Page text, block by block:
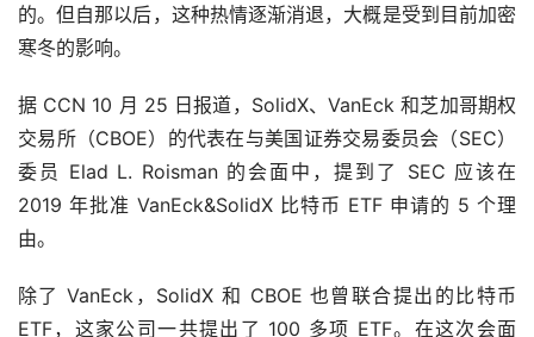
的。但自那以后，这种热情逐渐消退，大概是受到目前加密
寒冬的影响。
据 CCN 10 月 25 日报道，SolidX、VanEck 和芝加哥期权
交易所（CBOE）的代表在与美国证券交易委员会（SEC）
委员 Elad L. Roisman 的会面中，提到了 SEC 应该在
2019 年批准 VanEck&SolidX 比特币 ETF 申请的 5 个理
由。
除了 VanEck，SolidX 和 CBOE 也曾联合提出的比特币
ETF，这家公司一共提出了 100 多项 ETF。在这次会面